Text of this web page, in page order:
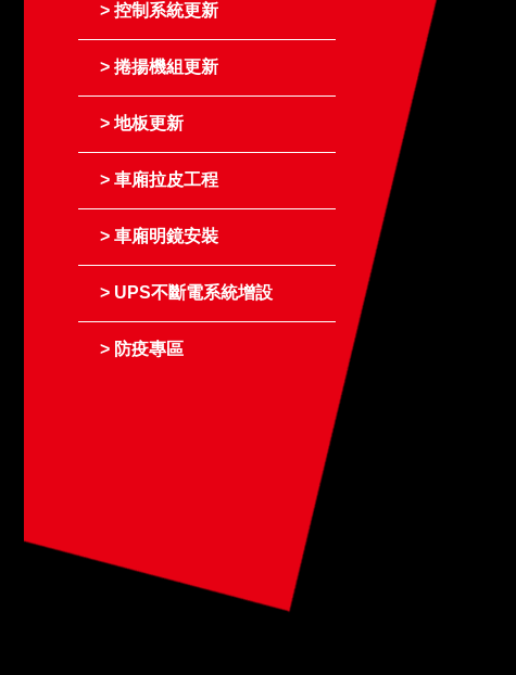
控制系統更新
捲揚機組更新
地板更新
車廂拉皮工程
車廂明鏡安裝
UPS不斷電系統增設
防疫專區